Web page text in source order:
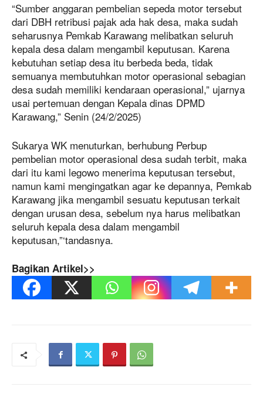
“Sumber anggaran pembelian sepeda motor tersebut
dari DBH retribusi pajak ada hak desa, maka sudah
seharusnya Pemkab Karawang melibatkan seluruh
kepala desa dalam mengambil keputusan. Karena
kebutuhan setiap desa itu berbeda beda, tidak
semuanya membutuhkan motor operasional sebagian
desa sudah memiliki kendaraan operasional,” ujarnya
usai pertemuan dengan Kepala dinas DPMD
Karawang,” Senin (24/2/2025)
Sukarya WK menuturkan, berhubung Perbup
pembelian motor operasional desa sudah terbit, maka
dari itu kami legowo menerima keputusan tersebut,
namun kami mengingatkan agar ke depannya, Pemkab
Karawang jika mengambil sesuatu keputusan terkait
dengan urusan desa, sebelum nya harus melibatkan
seluruh kepala desa dalam mengambil
keputusan,”‘tandasnya.
Bagikan Artikel>>